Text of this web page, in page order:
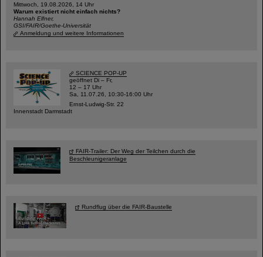
Mittwoch, 19.08.2026, 14 Uhr
Warum existiert nicht einfach nichts?
Hannah Elfner,
GSI/FAIR/Goethe-Universität
Anmeldung und weitere Informationen
SCIENCE POP-UP
geöffnet Di – Fr,
12 – 17 Uhr
Sa, 11.07.26, 10:30-16:00 Uhr
Ernst-Ludwig-Str. 22
Innenstadt Darmstadt
FAIR-Trailer: Der Weg der Teilchen durch die
Beschleunigeranlage
Rundflug über die FAIR-Baustelle